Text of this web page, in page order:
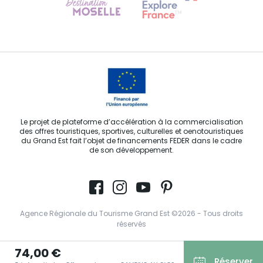
74,00 €
Contactez-nous
Le projet de plateforme d’accélération à la commercialisation
des offres touristiques, sportives, culturelles et oenotouristiques
du Grand Est fait l’objet de financements FEDER dans le cadre
de son développement.
Agence Régionale du Tourisme Grand Est ©2026 - Tous droits
réservés